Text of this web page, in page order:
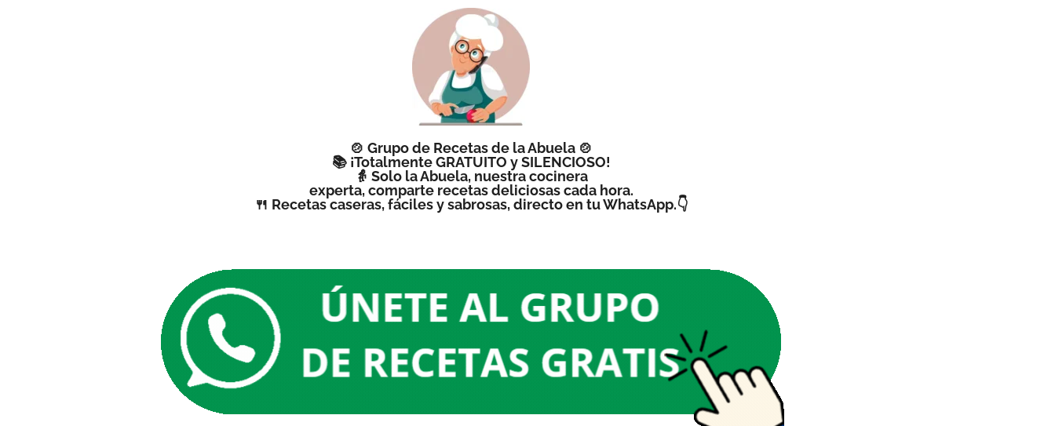
🍲 Grupo de Recetas de la Abuela 🍲
📚 ¡Totalmente GRATUITO y SILENCIOSO!
👵 Solo la Abuela, nuestra cocinera
experta, comparte recetas deliciosas cada hora.
🍴 Recetas caseras, fáciles y sabrosas, directo en tu WhatsApp.👇